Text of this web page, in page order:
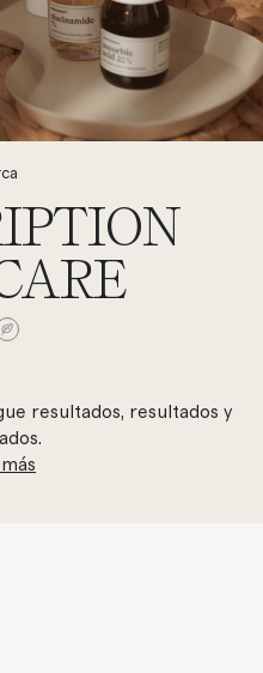
resultados, resultados y